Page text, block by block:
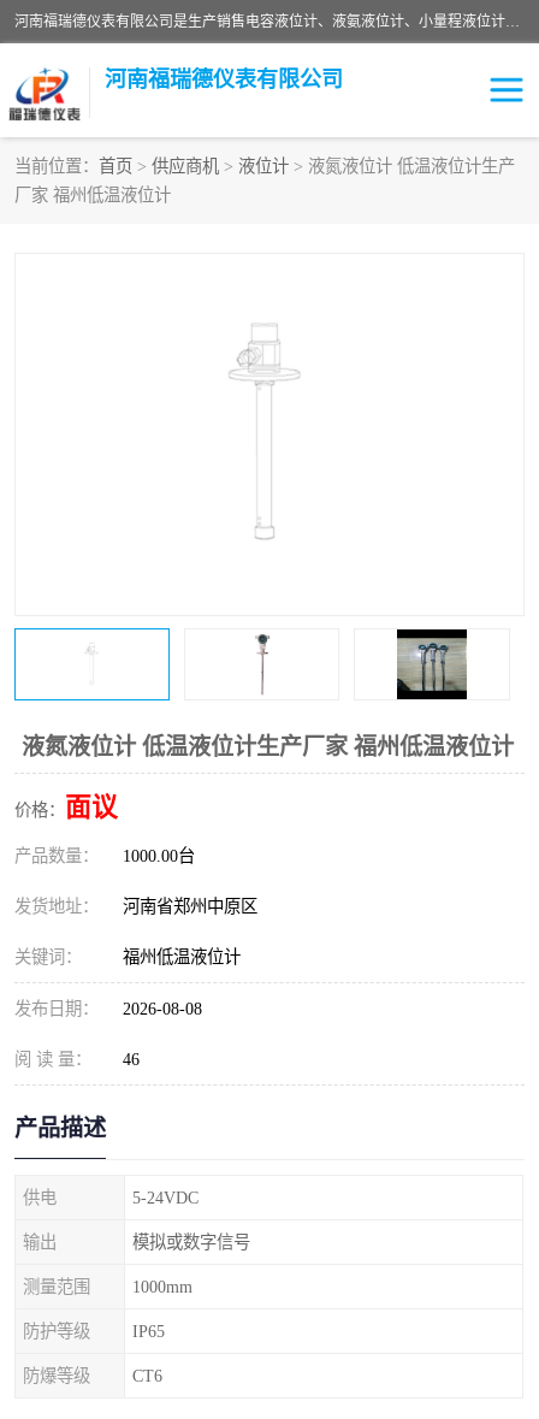
河南福瑞德仪表有限公司是生产销售电容液位计、液氨液位计、小量程液位计定制、智能锅炉水位计、液氮液位计等；并在产品开发、研制的过程中，吸取国内外仪器仪表的技术精华，建立了一支高、精、尖的科研开发队伍，使产品性能不断升级。
河南福瑞德仪表有限公司
当前位置： 首页 > 供应商机 > 液位计 > 液氮液位计 低温液位计生产
厂家 福州低温液位计
液氮液位计 低温液位计生产厂家 福州低温液位计
价格： 面议
产品数量： 1000.00台
发货地址： 河南省郑州中原区
关键词： 福州低温液位计
发布日期： 2026-08-08
阅 读 量： 46
产品描述
供电 5-24VDC
输出 模拟或数字信号
测量范围 1000mm
防护等级 IP65
防爆等级 CT6
液位计
液位计传感器定制
流量仪表 加油站液位仪